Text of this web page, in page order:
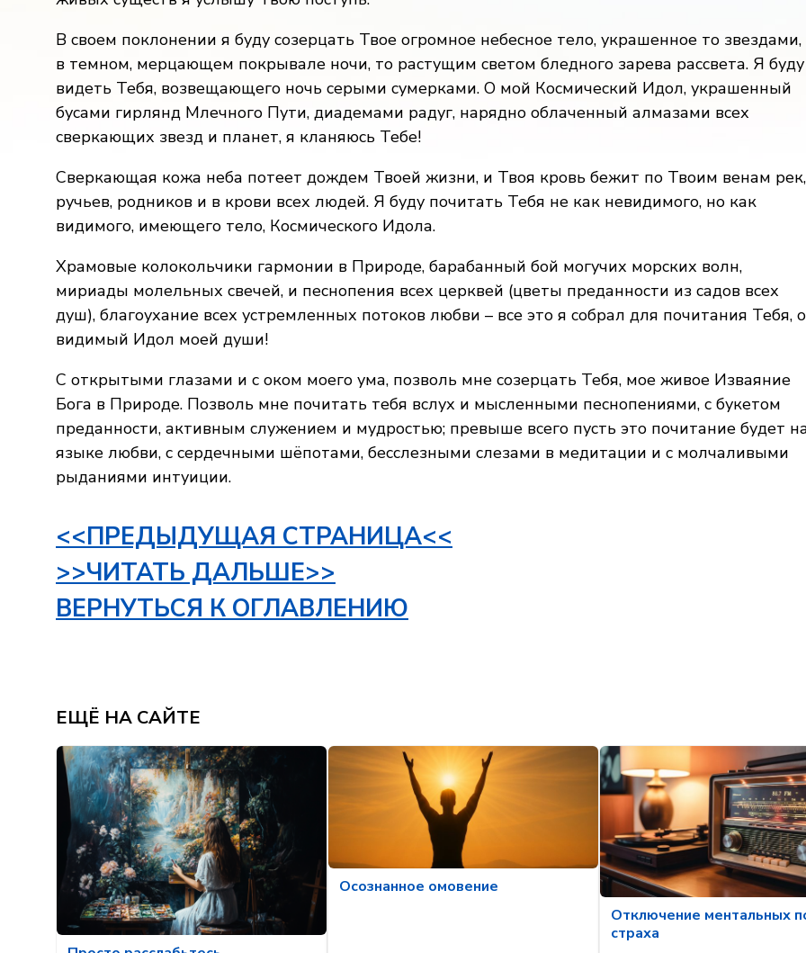
В своем поклонении я буду созерцать Твое огромное небесное тело, украшенное то звездами,
в темном, мерцающем покрывале ночи, то растущим светом бледного зарева рассвета. Я буду
видеть Тебя, возвещающего ночь серыми сумерками. О мой Космический Идол, украшенный
бусами гирлянд Млечного Пути, диадемами радуг, нарядно облаченный алмазами всех
сверкающих звезд и планет, я кланяюсь Тебе!
Сверкающая кожа неба потеет дождем Твоей жизни, и Твоя кровь бежит по Твоим венам рек,
ручьев, родников и в крови всех людей. Я буду почитать Тебя не как невидимого, но как
видимого, имеющего тело, Космического Идола.
Храмовые колокольчики гармонии в Природе, барабанный бой могучих морских волн,
мириады молельных свечей, и песнопения всех церквей (цветы преданности из садов всех
душ), благоухание всех устремленных потоков любви – все это я собрал для почитания Тебя, о
видимый Идол моей души!
С открытыми глазами и с оком моего ума, позволь мне созерцать Тебя, мое живое Изваяние
Бога в Природе. Позволь мне почитать тебя вслух и мысленными песнопениями, с букетом
преданности, активным служением и мудростью; превыше всего пусть это почитание будет
языке любви, с сердечными шёпотами, бесслезными слезами в медитации и с молчаливыми
рыданиями интуиции.
<<ПРЕДЫДУЩАЯ СТРАНИЦА<<
>>ЧИТАТЬ ДАЛЬШЕ>>
ВЕРНУТЬСЯ К ОГЛАВЛЕНИЮ
ЕЩЁ НА САЙТЕ
Осознанное омовение
Отключение ментальных
страха